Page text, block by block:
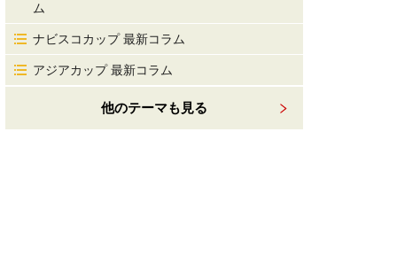
ム
ナビスコカップ 最新コラム
アジアカップ 最新コラム
他のテーマも見る